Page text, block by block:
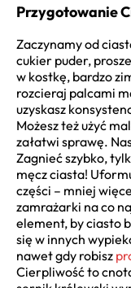
Przygotowanie
Zaczynamy od
cukier puder,
w kostkę, bardzo
rozcieraj palcami
uzyskasz
Możesz też użyć
załatwi sprawę.
Zagnieć szybko,
męcz ciasta!
części – mniej
zamrażarki na co
element, by ciasto
się w innych
nawet gdy robisz
Cierpliwość to